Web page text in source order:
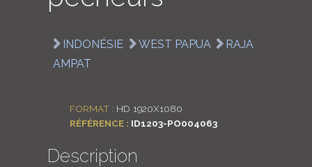
INDONÉSIE WEST PAPUA
RAJA
AMPAT
FORMAT : HD 1920X1080
RÉFÉRENCE : ID1203-PO004063
Description